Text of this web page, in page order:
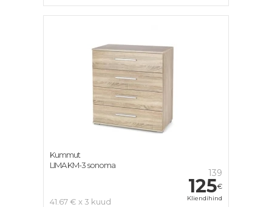
139
125€
Kliendihind
41.67 € x 3 kuud
Kummut
LIMA KM-3 sonoma